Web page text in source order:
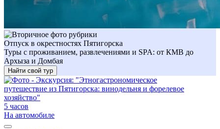
Отпуск в окрестностях Пятигорска
Туры с проживанием, развлечениями и SPA: от КМВ до
Архыза и Домбая
Найти свой тур
5 часов
На автомобиле